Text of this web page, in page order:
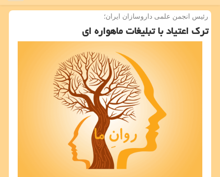
رئیس انجمن علمی داروسازان ایران؛
ترك اعتیاد با تبلیغات ماهواره ای